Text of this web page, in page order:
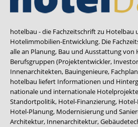
hotelbau - die Fachzeitschrift zu Hotelbau
Hotelimmobilien-Entwicklung. Die
alle an Planung, Bau und Ausstattung von
Berufsgruppen (Projektentwickler,
Innenarchitekten, Bauingenieure,
hotelbau liefert Informationen und
nationale und internationale
Standortpolitik, Hotel-Finanzierung,
Hotel-Planung, Modernisierung und
Architektur, Innenarchitektur,